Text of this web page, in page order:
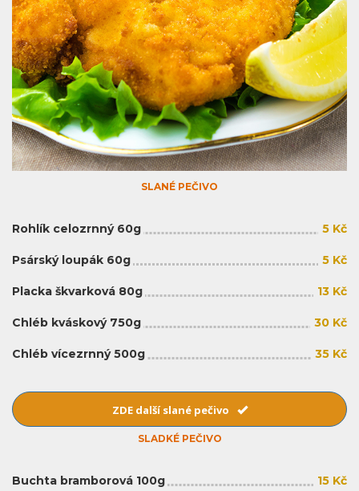
SLANÉ PEČIVO
Rohlík celozrnný 60g 5 Kč
Psárský loupák 60g 5 Kč
Placka škvarková 80g 13 Kč
Chléb kváskový 750g 30 Kč
Chléb vícezrnný 500g 35 Kč
ZDE další slané pečivo
SLADKÉ PEČIVO
Buchta bramborová 100g 15 Kč